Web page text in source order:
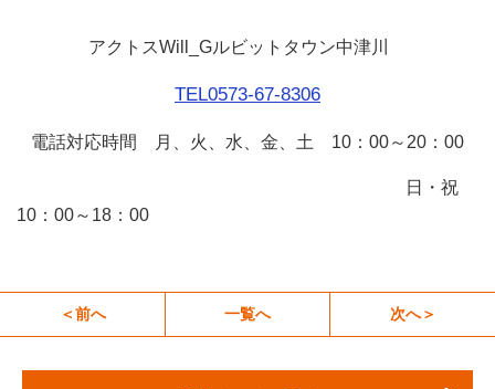
アクトスWill_Gルビットタウン中津川
TEL0573-67-8306
電話対応時間 月、火、水、金、土 10：00～20：00
日・祝
10：00～18：00
＜前へ 一覧へ 次へ＞